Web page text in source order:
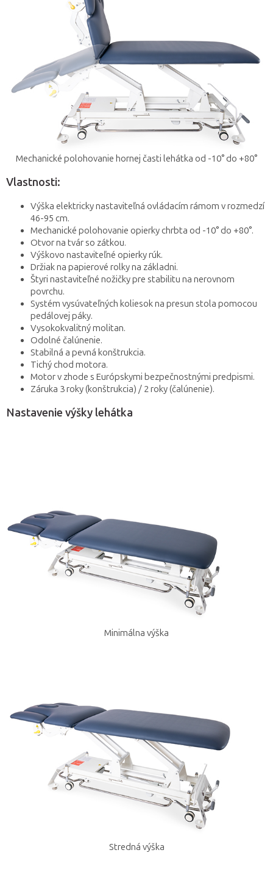
Mechanické polohovanie hornej časti lehátka od -10° do +80°
Vlastnosti:
Výška elektricky nastaviteľná ovládacím rámom v rozmedzí
46-95 cm.
Mechanické polohovanie opierky chrbta od -10° do +80°.
Otvor na tvár so zátkou.
Výškovo nastaviteľné opierky rúk.
Držiak na papierové rolky na základni.
Štyri nastaviteľné nožičky pre stabilitu na nerovnom
povrchu.
Systém vysúvateľných koliesok na presun stola pomocou
pedálovej páky.
Vysokokvalitný molitan.
Odolné čalúnenie.
Stabilná a pevná konštrukcia.
Tichý chod motora.
Motor v zhode s Európskymi bezpečnostnými predpismi.
Záruka 3 roky (konštrukcia) / 2 roky (čalúnenie).
Nastavenie výšky lehátka
Minimálna výška
Stredná výška